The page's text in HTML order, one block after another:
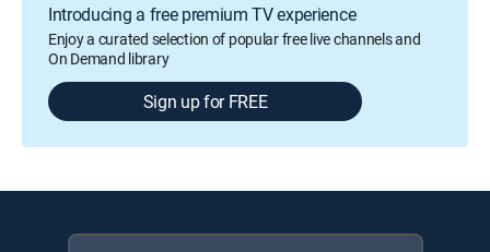
Introducing a free premium TV experience
Enjoy a curated selection of popular free live channels and
On Demand library
Sign up for FREE